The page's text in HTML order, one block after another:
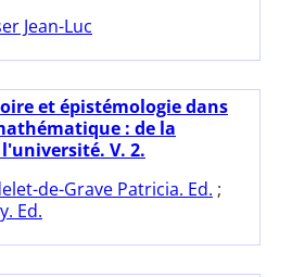
Jean-Luc
et épistémologie dans
: de la
V. 2.
de-Grave Patricia. Ed. ;
Ed.